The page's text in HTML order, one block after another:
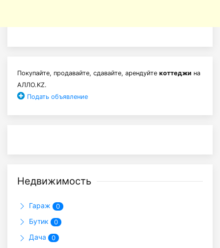
Покупайте, продавайте, сдавайте, арендуйте коттеджи на
АЛЛО.KZ.
Подать объявление
Недвижимость
Гараж 0
Бутик 0
Дача 0